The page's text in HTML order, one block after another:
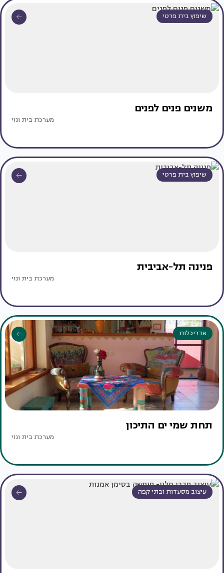
שיפוץ בית פרטי
משנים פנים לפנים
מערכת בית ונוי
שיפוץ בית פרטי
פנינה תל-אביבית
מערכת בית ונוי
אדריכלות
תחת שמי ים התיכון
מערכת בית ונוי
עיצוב מסעדות ובתי קפה